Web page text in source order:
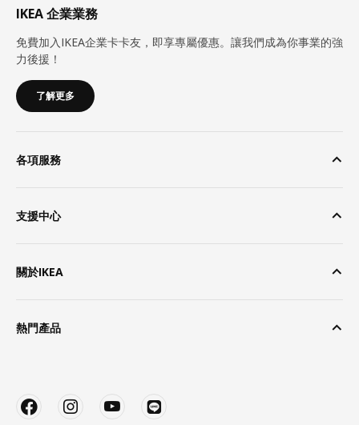
IKEA 企業業務
免費加入IKEA企業卡卡友，即享專屬優惠。讓我們成為你事業的強
力後援！
了解更多
各項服務
支援中心
關於IKEA
熱門產品